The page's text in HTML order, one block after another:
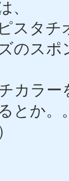
、
スタチ
のス
カラー
とか。